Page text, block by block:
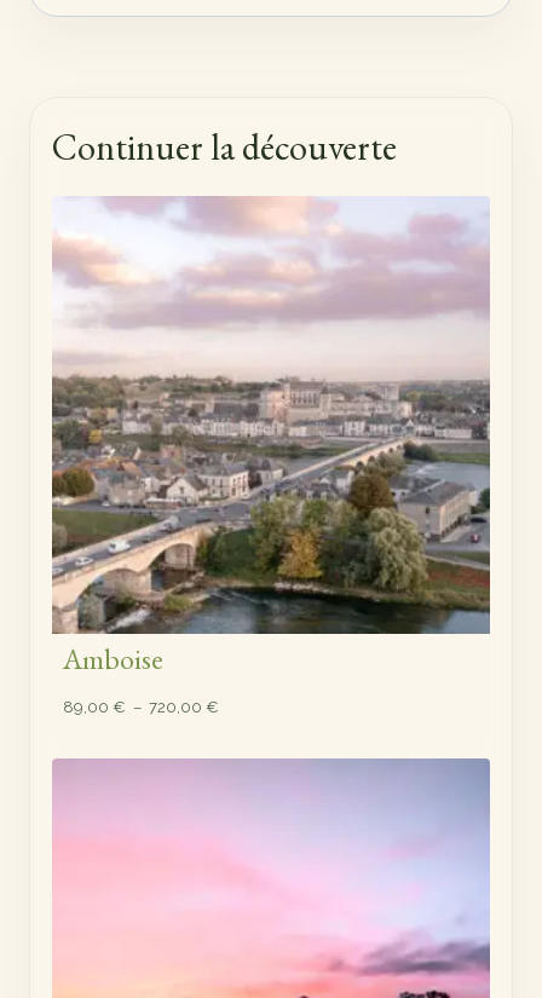
Continuer la découverte
Amboise
89,00 € – 720,00 €Plage
prix :